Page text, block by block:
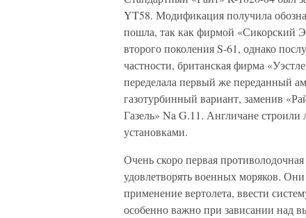
YT58. Модификация получила
пошла, так как фирмой «Сикорский
второго поколения S-61, однако
частности, британская фирма
переделала первый же переданный
газотурбинный вариант, заменив
Газель» Na G.11. Англичане
установками.
Очень скоро первая
удовлетворять военных моряков.
применение вертолета, ввести
особенно важно при зависании над